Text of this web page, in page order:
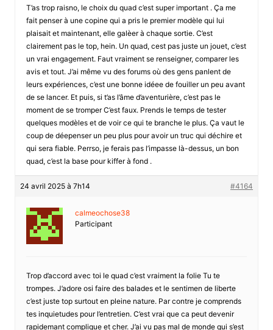
T’as trop raisno, le choix du quad c’est super important . Ça me
fait penser à une copine qui a pris le premier modèle qui lui
plaisait et maintenant, elle galèer à chaque sortie. C’est
clairement pas le top, hein. Un quad, cest pas juste un jouet, c’est
un vrai engagement. Faut vraiment se renseigner, comparer les
avis et tout. J’ai même vu des forums où des gens panlent de
leurs expériences, c’est une bonne idéee de fouiller un peu avant
de se lancer. Et puis, si t’as l’âme d’aventurière, c’est pas le
moment de se tromper C’est faux. Prends le temps de tester
quelques modèles et de voir ce qui te branche le plus. Ça vaut le
coup de déepenser un peu plus pour avoir un truc qui déchire et
qui sera fiable. Perrso, je ferais pas l’impasse là-dessus, un bon
quad, c’est la base pour kiffer à fond .
24 avril 2025 à 7h14 #4164
calmeochose38
Participant
Trop d’accord avec toi le quad c’est vraiment la folie Tu te
trompes. J’adore osi faire des balades et le sentimen de liberte
c’est juste top surtout en pleine nature. Par contre je comprends
tes inquietudes pour l’entretien. C’est vrai que ca peut devenir
rapidemant complique et cher. J’ai vu pas mal de monde qui s’est